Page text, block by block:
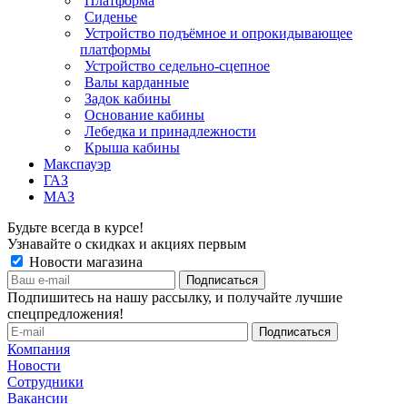
Сиденье
Устройство подъёмное и опрокидывающее
платформы
Устройство седельно-сцепное
Валы карданные
Задок кабины
Основание кабины
Лебедка и принадлежности
Крыша кабины
Макспауэр
ГАЗ
МАЗ
Будьте всегда в курсе!
Узнавайте о скидках и акциях первым
Новости магазина
Подпишитесь на нашу рассылку, и получайте лучшие
спецпредложения!
Компания
Новости
Сотрудники
Вакансии